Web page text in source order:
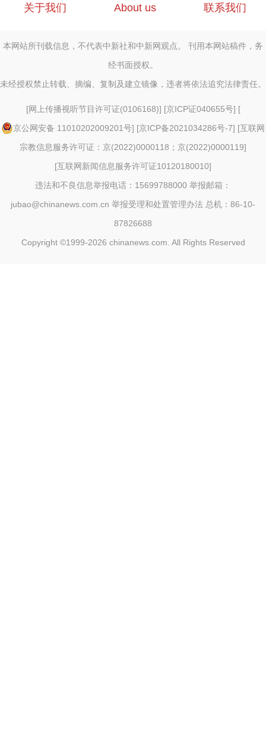
关于我们 About us 联系我们
本网站所刊载信息，不代表中新社和中新网观点。 刊用本网站稿件，务
经书面授权。
未经授权禁止转载、摘编、复制及建立镜像，违者将依法追究法律责任。
[网上传播视听节目许可证(0106168)] [京ICP证040655号] [
京公网安备 11010202009201号] [京ICP备2021034286号-7] [互联网
宗教信息服务许可证：京(2022)0000118；京(2022)0000119]
[互联网新闻信息服务许可证10120180010]
违法和不良信息举报电话：15699788000 举报邮箱：
jubao@chinanews.com.cn 举报受理和处置管理办法 总机：86-10-
87826688
Copyright ©1999-2026 chinanews.com. All Rights Reserved